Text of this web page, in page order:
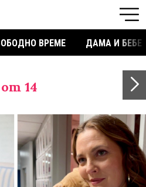
ВРЕМЕ ДАМА И БЕБЕ
от 14